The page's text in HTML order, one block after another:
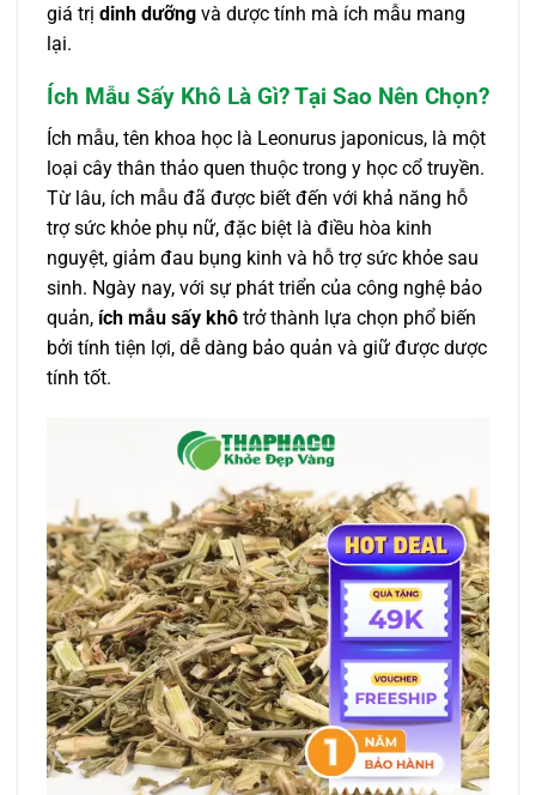
giá trị dinh dưỡng và dược tính mà ích mẫu mang
lại.
Ích Mẫu Sấy Khô Là Gì? Tại Sao Nên Chọn?
Ích mẫu, tên khoa học là Leonurus japonicus, là một
loại cây thân thảo quen thuộc trong y học cổ truyền.
Từ lâu, ích mẫu đã được biết đến với khả năng hỗ
trợ sức khỏe phụ nữ, đặc biệt là điều hòa kinh
nguyệt, giảm đau bụng kinh và hỗ trợ sức khỏe sau
sinh. Ngày nay, với sự phát triển của công nghệ bảo
quản, ích mẫu sấy khô trở thành lựa chọn phổ biến
bởi tính tiện lợi, dễ dàng bảo quản và giữ được dược
tính tốt.